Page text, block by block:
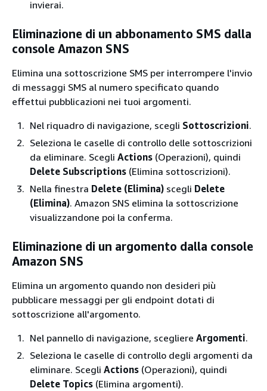
invierai.
Eliminazione di un abbonamento SMS dalla
console Amazon SNS
Elimina una sottoscrizione SMS per interrompere l'invio
di messaggi SMS al numero specificato quando
effettui pubblicazioni nei tuoi argomenti.
Nel riquadro di navigazione, scegli Sottoscrizioni.
Seleziona le caselle di controllo delle sottoscrizioni
da eliminare. Scegli Actions (Operazioni), quindi
Delete Subscriptions (Elimina sottoscrizioni).
Nella finestra Delete (Elimina) scegli Delete
(Elimina). Amazon SNS elimina la sottoscrizione
visualizzandone poi la conferma.
Eliminazione di un argomento dalla console
Amazon SNS
Elimina un argomento quando non desideri più
pubblicare messaggi per gli endpoint dotati di
sottoscrizione all'argomento.
Nel pannello di navigazione, scegliere Argomenti.
Seleziona le caselle di controllo degli argomenti da
eliminare. Scegli Actions (Operazioni), quindi
Delete Topics (Elimina argomenti).